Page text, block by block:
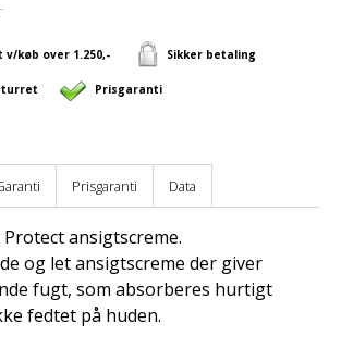
køb over 1.250,- Sikker betaling
Prisgaranti
Prisgaranti Data
ansigtscreme.
og let ansigtscreme der giver
fugt, som absorberes hurtigt
fedtet på huden.